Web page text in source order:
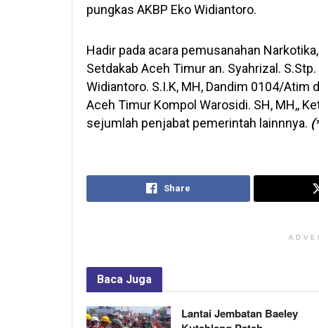
pungkas AKBP Eko Widiantoro.
Hadir pada acara pemusanahan
Setdakab Aceh Timur an. Syahrizal.
Widiantoro. S.I.K, MH, Dandim 0104/Atim
Aceh Timur Kompol Warosidi. SH, MH,,
sejumlah penjabat pemerintah lainnnya.
Share
Baca Juga
Lantai Jembatan Baeley